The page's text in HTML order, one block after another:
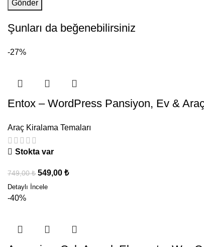
Şunları da beğenebilirsiniz
-27%
Entox – WordPress Pansiyon, Ev &
Araç Kiralama Temaları
Stokta var
749,00₺ 549,00 ₺
-40%